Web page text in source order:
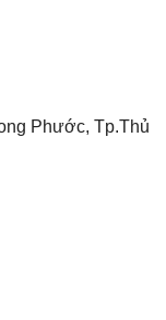
Phước, Tp.Thủ